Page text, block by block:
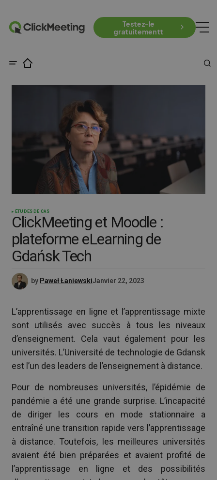
Testez-le
gratuitementt
ÉTUDES DE CAS
ClickMeeting et Moodle :
plateforme eLearning de
Gdańsk Tech
by Paweł ŁaniewskiJanvier 22, 2023
L’apprentissage en ligne et l’apprentissage mixte
sont utilisés avec succès à tous les niveaux
d’enseignement. Cela vaut également pour les
universités. L’Université de technologie de Gdansk
est l’un des leaders de l’enseignement à distance.
Pour de nombreuses universités, l’épidémie de
pandémie a été une grande surprise. L’incapacité
de diriger les cours en mode stationnaire a
entraîné une transition rapide vers l’apprentissage
à distance. Toutefois, les meilleures universités
avaient été bien préparées et avaient profité de
l’apprentissage en ligne et des possibilités